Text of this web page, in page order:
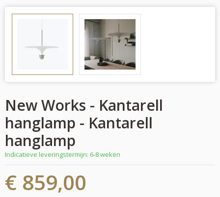
New Works - Kantarell
hanglamp - Kantarell
hanglamp
Indicatieve leveringstermijn: 6-8 weken
€ 859,00